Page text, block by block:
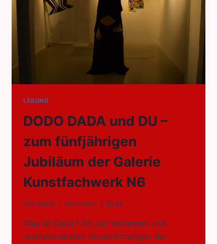
LESUNG
DODO DADA und DU –
zum fünfjährigen
Jubiläum der Galerie
Kunstfachwerk N6
Von admin November 7, 2024
Was ist Dada? Ein der wildesten und
revolutionärsten Kunstrichtungen der